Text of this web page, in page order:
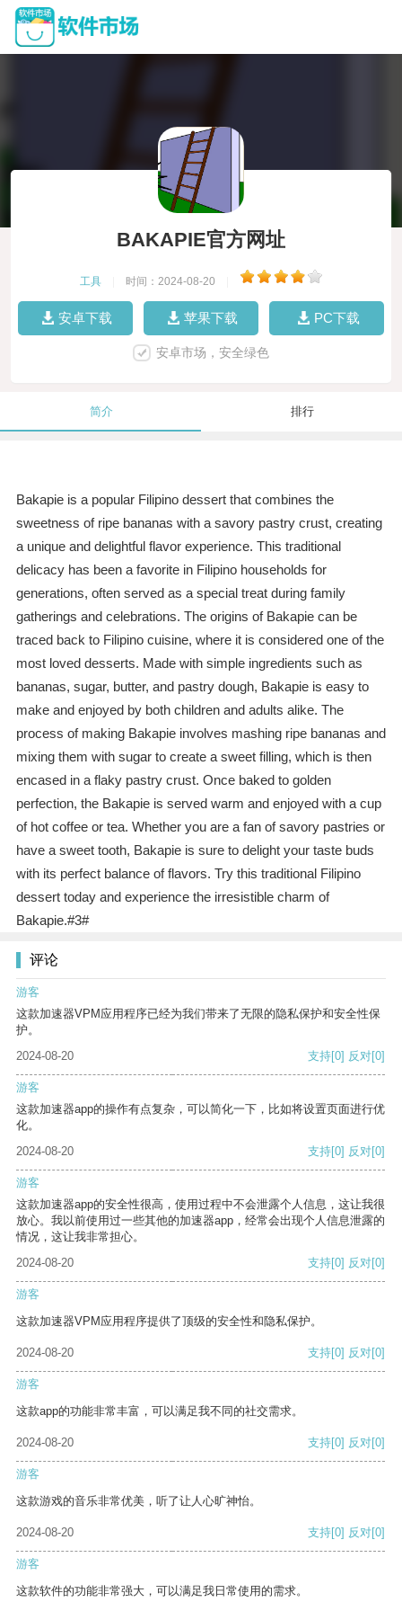
BAKAPIE官方网址
工具 时间：2024-08-20
安卓下载 苹果下载 PC下载
安卓市场，安全绿色
简介 排行
Bakapie is a popular Filipino dessert that combines the
sweetness of ripe bananas with a savory pastry crust, creating
a unique and delightful flavor experience. This traditional
delicacy has been a favorite in Filipino households for
generations, often served as a special treat during family
gatherings and celebrations. The origins of Bakapie can be
traced back to Filipino cuisine, where it is considered one of the
most loved desserts. Made with simple ingredients such as
bananas, sugar, butter, and pastry dough, Bakapie is easy to
make and enjoyed by both children and adults alike. The
process of making Bakapie involves mashing ripe bananas and
mixing them with sugar to create a sweet filling, which is then
encased in a flaky pastry crust. Once baked to golden
perfection, the Bakapie is served warm and enjoyed with a cup
of hot coffee or tea. Whether you are a fan of savory pastries or
have a sweet tooth, Bakapie is sure to delight your taste buds
with its perfect balance of flavors. Try this traditional Filipino
dessert today and experience the irresistible charm of
Bakapie.#3#
评论
游客
这款加速器VPM应用程序已经为我们带来了无限的隐私保护和安全性保
护。
2024-08-20
支持[0] 反对[0]
游客
这款加速器app的操作有点复杂，可以简化一下，比如将设置页面进行优
化。
2024-08-20
支持[0] 反对[0]
游客
这款加速器app的安全性很高，使用过程中不会泄露个人信息，这让我很
放心。我以前使用过一些其他的加速器app，经常会出现个人信息泄露的
情况，这让我非常担心。
2024-08-20
支持[0] 反对[0]
游客
这款加速器VPM应用程序提供了顶级的安全性和隐私保护。
2024-08-20 支持[0] 反对[0]
游客
这款app的功能非常丰富，可以满足我不同的社交需求。
2024-08-20 支持[0] 反对[0]
游客
这款游戏的音乐非常优美，听了让人心旷神怡。
2024-08-20 支持[0] 反对[0]
游客
这款软件的功能非常强大，可以满足我日常使用的需求。